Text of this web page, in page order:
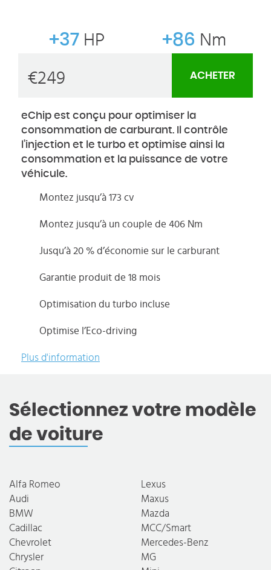
+37 HP +86 Nm
€249 ACHETER
eChip est conçu pour optimiser la
consommation de carburant. Il contrôle
l’injection et le turbo et optimise ainsi la
consommation et la puissance de votre
véhicule.
Montez jusqu’à 173 cv
Montez jusqu’à un couple de 406 Nm
Jusqu’à 20 % d’économie sur le carburant
Garantie produit de 18 mois
Optimisation du turbo incluse
Optimise l’Eco-driving
Plus d'information
Sélectionnez votre modèle
de voiture
Alfa Romeo
Audi
BMW
Cadillac
Chevrolet
Chrysler
Lexus
Maxus
Mazda
MCC/Smart
Mercedes-Benz
MG